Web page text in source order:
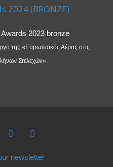
2024 (BRONZE)
της «Ευρωπαϊκός Αέρας στις
Στελεχών».
newsletter